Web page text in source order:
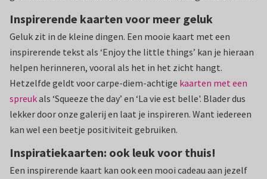
Inspirerende kaarten voor meer geluk
Geluk zit in de kleine dingen. Een mooie kaart met een
inspirerende tekst als ‘Enjoy the little things’ kan je hieraan
helpen herinneren, vooral als het in het zicht hangt.
Hetzelfde geldt voor carpe-diem-achtige kaarten met een
spreukals ‘Squeeze the day’ en ‘La vie est belle'. Blader dus
lekker door onze galerij en laat je inspireren. Want iedereen
kan wel een beetje positiviteit gebruiken.
Inspiratiekaarten: ook leuk voor thuis!
Een inspirerende kaart kan ook een mooi cadeau aan jezelf